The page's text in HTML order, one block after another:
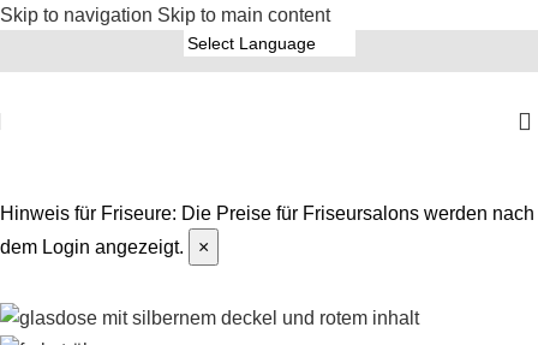
Skip to navigation Skip to main content
Hinweis für Friseure: Die Preise für Friseursalons werden nach
dem Login angezeigt.
×